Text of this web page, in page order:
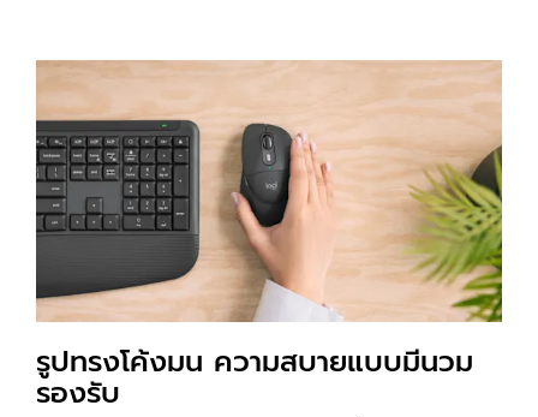
รูปทรงโค้งมน ความสบายแบบมีนวม
รองรับ